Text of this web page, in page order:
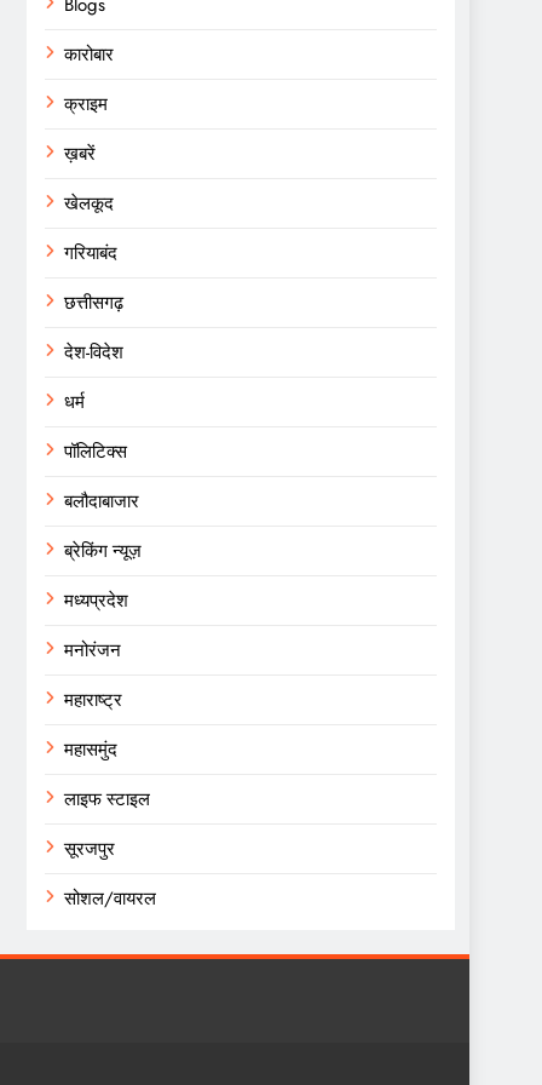
कारोबार
क्राइम
ख़बरें
खेलकूद
गरियाबंद
छत्तीसगढ़
देश-विदेश
धर्म
पॉलिटिक्स
बलौदाबाजार
ब्रेकिंग न्यूज़
मध्यप्रदेश
मनोरंजन
महाराष्ट्र
महासमुंद
लाइफ स्टाइल
सूरजपुर
सोशल/वायरल